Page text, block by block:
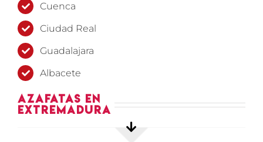
Cuenca
Ciudad Real
Guadalajara
Albacete
Azafatas en
Extremadura